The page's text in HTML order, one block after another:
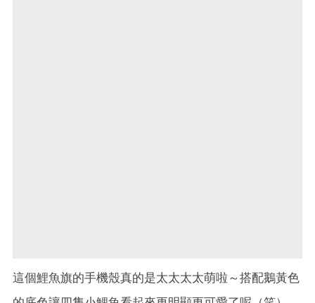
這個鯉魚旗的手機殼真的是太太太太萌啦～搭配鵝黃色